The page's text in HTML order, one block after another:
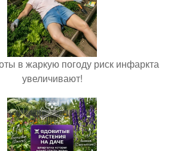
в жаркую погоду риск инфаркта
увеличивают!